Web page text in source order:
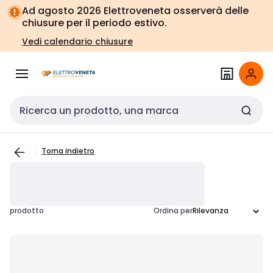
Vai alla
navigazione
Vai
alla
pagina
Ad agosto 2026 Elettroveneta osserverà delle
chiusure per il periodo estivo.
Vedi calendario chiusure
Cerca input
Torna indietro
prodotto Ordina per